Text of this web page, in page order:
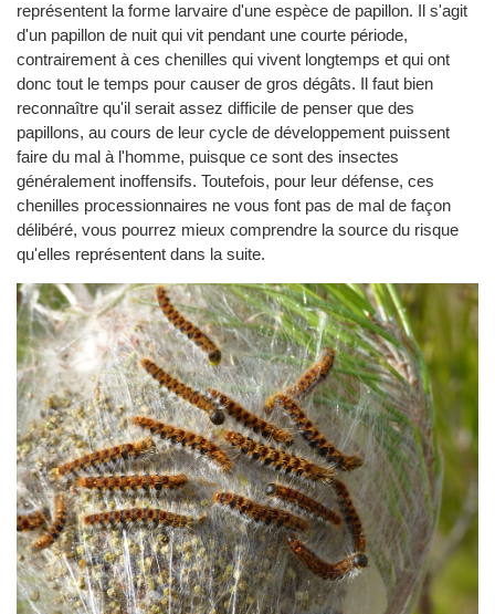
représentent la forme larvaire d'une espèce de papillon. Il s'agit
d'un papillon de nuit qui vit pendant une courte période,
contrairement à ces chenilles qui vivent longtemps et qui ont
donc tout le temps pour causer de gros dégâts. Il faut bien
reconnaître qu'il serait assez difficile de penser que des
papillons, au cours de leur cycle de développement puissent
faire du mal à l'homme, puisque ce sont des insectes
généralement inoffensifs. Toutefois, pour leur défense, ces
chenilles processionnaires ne vous font pas de mal de façon
délibéré, vous pourrez mieux comprendre la source du risque
qu'elles représentent dans la suite.